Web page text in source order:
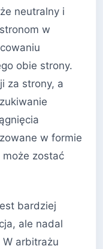
neutralny i
w
obie strony.
za strony, a
w formie
zostać
bardziej
ale nadal
arbitrażu